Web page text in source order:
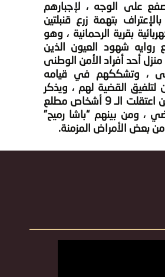
على الوجه ، لإجبارهم
بتهمة زرع قنبلتين
بقرية الرحمانية ، وهو
روايه شهود العيون الذين
أحد أفراد الأمن الوطنى
، وتشككهم في قيامه
لتلفيق القضية لهم ، ويذكر
أن قوات الأمن اعتقلت الـ 9 أشخاص مطلع
، ومن بينهم “باشا رميح”
بعض الأمراض المزمنة.